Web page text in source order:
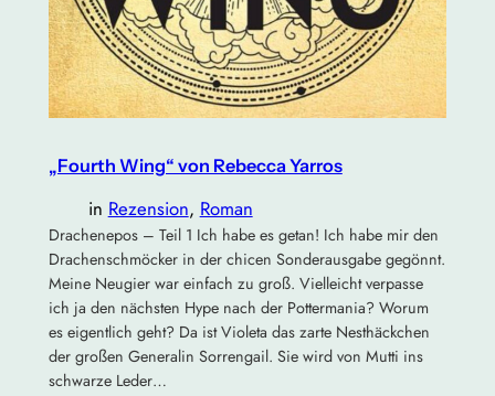
„Fourth Wing“ von Rebecca Yarros
in Rezension, Roman
Drachenepos – Teil 1 Ich habe es getan! Ich habe mir den
Drachenschmöcker in der chicen Sonderausgabe gegönnt.
Meine Neugier war einfach zu groß. Vielleicht verpasse
ich ja den nächsten Hype nach der Pottermania? Worum
es eigentlich geht? Da ist Violeta das zarte Nesthäckchen
der großen Generalin Sorrengail. Sie wird von Mutti ins
schwarze Leder…